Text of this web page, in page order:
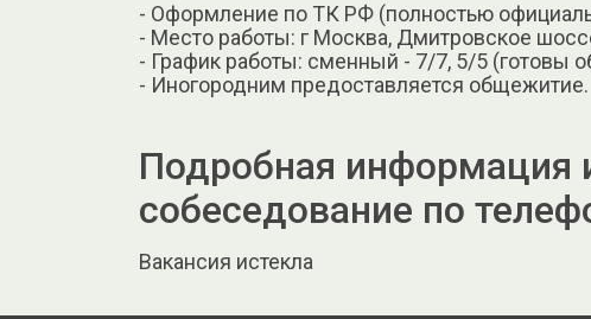
- Оформление по ТК РФ (полностью
- Место работы: г Москва, Дмитровское
- График работы: сменный - 7/7, 5/5 (готовы
- Иногородним предоставляется общежитие.
Подробная информация
собеседование по
Вакансия истекла